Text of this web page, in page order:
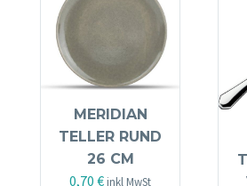
MERIDIAN
TELLER RUND
26 CM
0,70 € inkl MwSt